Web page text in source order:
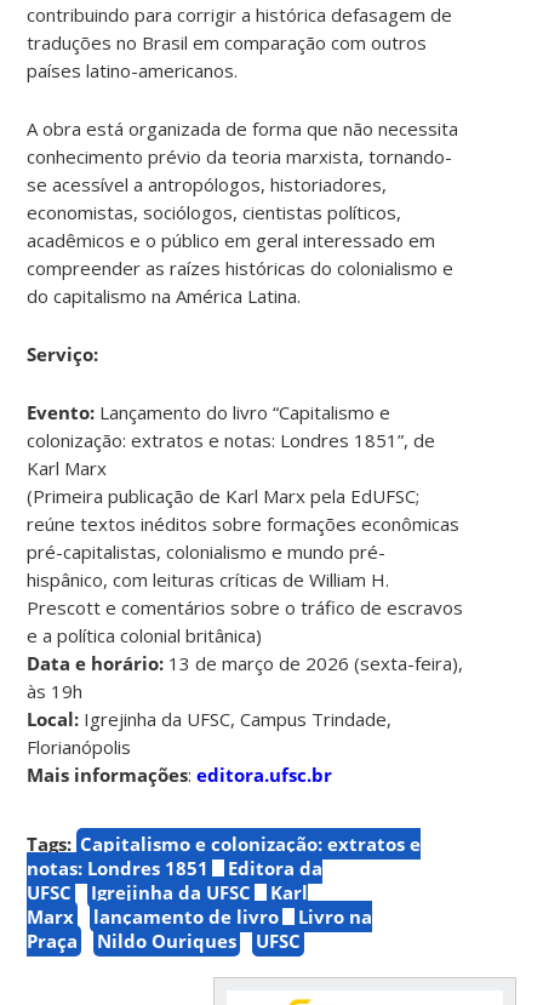
contribuindo para corrigir a histórica defasagem de
traduções no Brasil em comparação com outros
países latino-americanos.
A obra está organizada de forma que não necessita
conhecimento prévio da teoria marxista, tornando-
se acessível a antropólogos, historiadores,
economistas, sociólogos, cientistas políticos,
acadêmicos e o público em geral interessado em
compreender as raízes históricas do colonialismo e
do capitalismo na América Latina.
Serviço:
Evento: Lançamento do livro “Capitalismo e
colonização: extratos e notas: Londres 1851”, de
Karl Marx
(Primeira publicação de Karl Marx pela EdUFSC;
reúne textos inéditos sobre formações econômicas
pré-capitalistas, colonialismo e mundo pré-
hispânico, com leituras críticas de William H.
Prescott e comentários sobre o tráfico de escravos
e a política colonial britânica)
Data e horário: 13 de março de 2026 (sexta-feira),
às 19h
Local: Igrejinha da UFSC, Campus Trindade,
Florianópolis
Mais informações:editora.ufsc.br
Tags: Capitalismo e colonização: extratos e
notas: Londres 1851
Editora da
UFSC
Igrejinha da UFSC
Karl
Marx
lançamento de livro
Livro na
Praça
Nildo Ouriques UFSC